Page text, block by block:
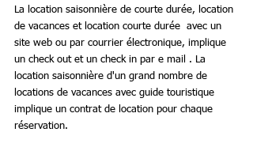
La location saisonnière de courte durée, location
de vacances et location courte durée  avec un
site web ou par courrier électronique, implique
un check out et un check in par e mail . La
location saisonnière d'un grand nombre de
locations de vacances avec guide touristique
implique un contrat de location pour chaque
réservation.